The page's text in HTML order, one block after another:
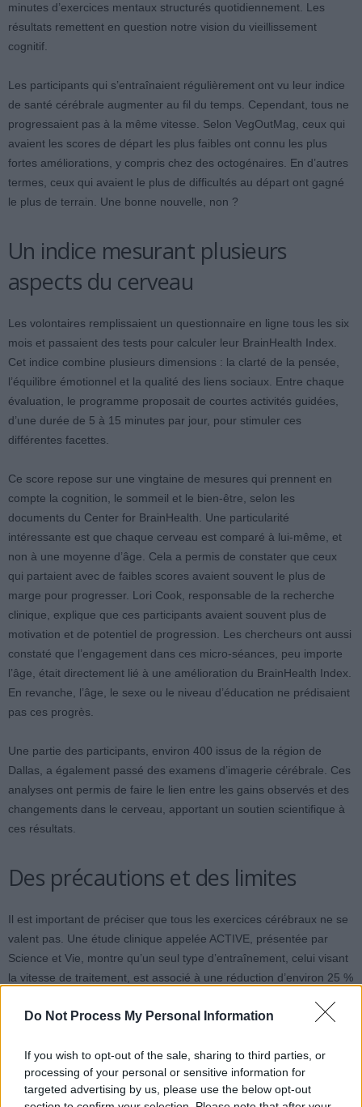
Do Not Process My Personal Information
If you wish to opt-out of the sale, sharing to third parties, or
processing of your personal or sensitive information for
targeted advertising by us, please use the below opt-out
minutes d’exercices mentaux structurés quotidiennement. Les
résultats remettent en question notre vision du vieillissement
cognitif.
Les participants qui s’entraînaient régulièrement ont vu leur indice
de santé cérébrale augmenter au fil du temps. Cependant, tous ne
progressaient pas à la même vitesse. Selon VegOutMag, ceux qui
avaient les scores de départ les plus faibles ont connu les plus
fortes améliorations, y compris chez des octogénaires. En d’autres
termes, ceux qui avaient le plus de difficultés au départ ont gagné
le plus de terrain. Une bonne nouvelle, non ?
Un indice mesurant plusieurs
aspects du cerveau
Les volontaires remplissaient un questionnaire en ligne tous les six
mois et passaient des tests pour calculer leur BrainHealth Index.
Cet indice combine plusieurs dimensions : la clarté de la pensée,
l’équilibre émotionnel et la qualité des liens sociaux. Entre chaque
évaluation, le programme proposait de courtes activités guidées,
d’une durée de 5 à 15 minutes par jour, pour stimuler ces
différentes facettes.
Ce score repose sur une vingtaine de mesures qui prennent en
compte la cognition, le sommeil et le bien-être, selon les
documents du Center for BrainHealth. Une particularité
intéressante est que chaque cerveau est comparé à lui-même, et
non à une moyenne d’âge. Cela a permis de constater que ceux
qui partaient avec de faibles scores avaient souvent le plus de
marge pour progresser. Lori Cook, responsable de la recherche
clinique, explique que ces participants avaient souvent plus de
motivation et de potentiel de progression. Les chercheurs ont aussi
constaté que l’engagement dans ces micro-séances, peu importe
l’âge, était directement lié à une amélioration du BrainHealth Index.
En revanche, l’âge, le sexe ou le niveau d’éducation ne prédisaient
pas ces progrès.
Une partie des participants, environ 400 issus de la région de
Dallas, a également passé des examens d’imagerie cérébrale. Ces
analyses ont permis de faire le lien entre les gains observés et des
changements dans le cerveau, apportant un soutien scientifique à
ces résultats.
Des précautions et des limites
Il est important de préciser que tous les exercices cérébraux ne se
valent pas. Une étude clinique appelée ACTIVE, présentée par
Science et Vie, montre qu’un seul type d’entraînement, celui visant
la vitesse de traitement, est associé à une réduction d’environ 25 %
constitue pas une solution miracle contre la maladie d’Alzheimer.
Les auteurs soulignent que les progrès du BrainHealth Index
correspondent à une amélioration mesurable, mais ne remplacent
pas un traitement médical. Ils recommandent simplement de